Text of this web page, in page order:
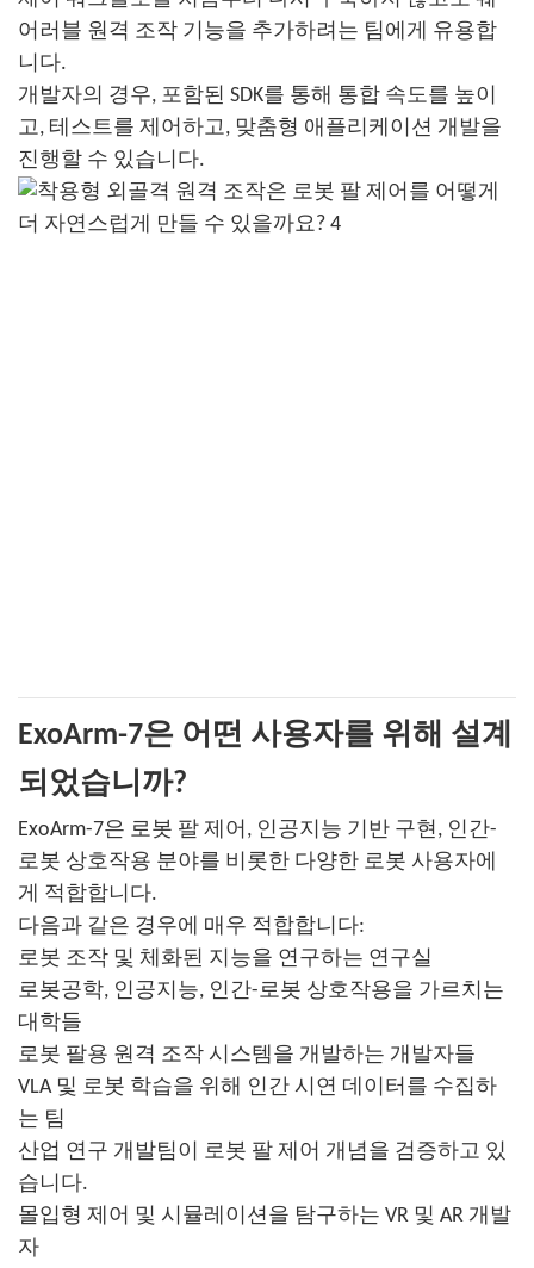
어러블 원격 조작 기능을 추가하려는 팀에게 유용합
니다.
개발자의 경우, 포함된 SDK를 통해 통합 속도를 높이
고, 테스트를 제어하고, 맞춤형 애플리케이션 개발을
진행할 수 있습니다.
ExoArm-7은 어떤 사용자를 위해 설계
되었습니까?
ExoArm-7은 로봇 팔 제어, 인공지능 기반 구현, 인간-
로봇 상호작용 분야를 비롯한 다양한 로봇 사용자에
게 적합합니다.
다음과 같은 경우에 매우 적합합니다:
로봇 조작 및 체화된 지능을 연구하는 연구실
로봇공학, 인공지능, 인간-로봇 상호작용을 가르치는
대학들
로봇 팔용 원격 조작 시스템을 개발하는 개발자들
VLA 및 로봇 학습을 위해 인간 시연 데이터를 수집하
는 팀
산업 연구 개발팀이 로봇 팔 제어 개념을 검증하고 있
습니다.
몰입형 제어 및 시뮬레이션을 탐구하는 VR 및 AR 개발
자